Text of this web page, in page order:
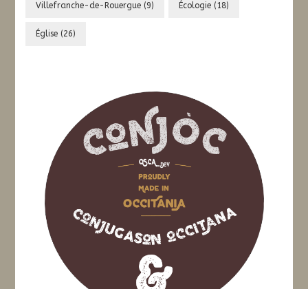
Villefranche-de-Rouergue (9) Écologie (18)
Église (26)